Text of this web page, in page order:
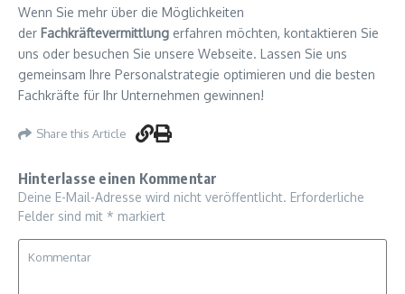
Wenn Sie mehr über die Möglichkeiten
der Fachkräftevermittlung erfahren möchten, kontaktieren Sie
uns oder besuchen Sie unsere Webseite. Lassen Sie uns
gemeinsam Ihre Personalstrategie optimieren und die besten
Fachkräfte für Ihr Unternehmen gewinnen!
Share this Article
Hinterlasse einen Kommentar
Deine E-Mail-Adresse wird nicht veröffentlicht. Erforderliche
Felder sind mit * markiert